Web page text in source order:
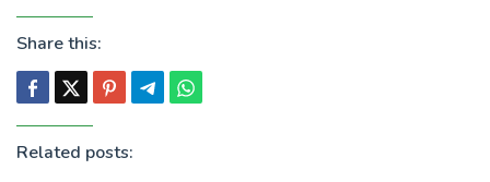
Share this:
Related posts: